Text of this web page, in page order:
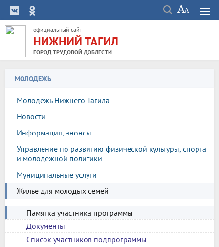
официальный сайт
НИЖНИЙ ТАГИЛ
ГОРОД ТРУДОВОЙ ДОБЛЕСТИ
МОЛОДЕЖЬ
Молодежь Нижнего Тагила
Новости
Информация, анонсы
Управление по развитию физической культуры, спорта
и молодежной политики
Муниципальные услуги
Жилье для молодых семей
Памятка участника программы
Документы
Список участников подпрограммы